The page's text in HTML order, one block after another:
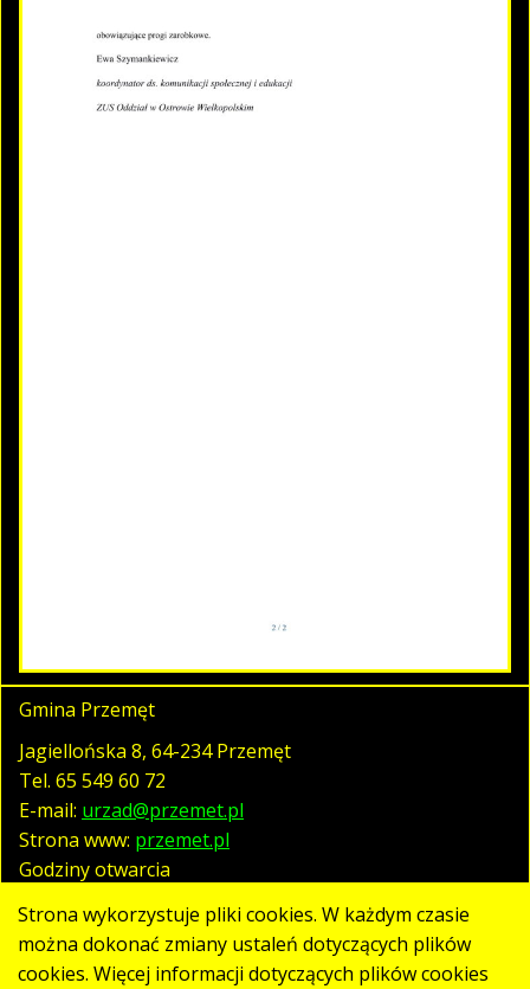
Gmina Przemęt
Jagiellońska 8, 64-234 Przemęt
Tel. 65 549 60 72
E-mail: urzad@przemet.pl
Strona www: przemet.pl
Godziny otwarcia
pn. - pt. 07:30 - 15:30
Polityka prywatności
Strona wykorzystuje pliki cookies. W każdym czasie
można dokonać zmiany ustaleń dotyczących plików
cookies. Więcej informacji dotyczących plików cookies